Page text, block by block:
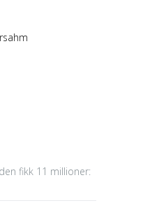
fikk 11 millioner: